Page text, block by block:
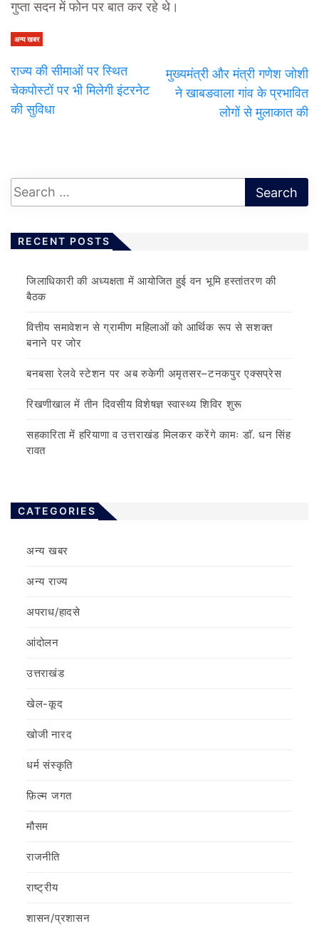
गुप्ता सदन में फोन पर बात कर रहे थे।
अन्य खबर
राज्य की सीमाओं पर स्थित
चेकपोस्टों पर भी मिलेगी इंटरनेट
की सुविधा
मुख्यमंत्री और मंत्री गणेश जोशी
ने खाबङवाला गांव के प्रभावित
लोगों से मुलाकात की
RECENT POSTS
जिलाधिकारी की अध्यक्षता में आयोजित हुई वन भूमि हस्तांतरण की
बैठक
वित्तीय समावेशन से ग्रामीण महिलाओं को आर्थिक रूप से सशक्त
बनाने पर जोर
बनबसा रेलवे स्टेशन पर अब रुकेगी अमृतसर–टनकपुर एक्सप्रेस
रिखणीखाल में तीन दिवसीय विशेषज्ञ स्वास्थ्य शिविर शुरू
सहकारिता में हरियाणा व उत्तराखंड मिलकर करेंगे कामः डाॅ. धन सिंह
रावत
CATEGORIES
अन्य खबर
अन्य राज्य
अपराध/हादसे
आंदोलन
उत्तराखंड
खेल-कूद
खोजी नारद
धर्म संस्कृति
फ़िल्‍म जगत
मौसम
राजनीति
राष्ट्रीय
शासन/प्रशासन